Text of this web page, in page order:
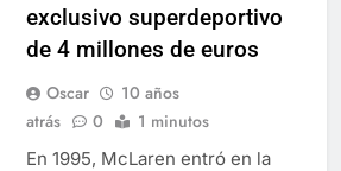
exclusivo superdeportivo
de 4 millones de euros
Oscar
10 años
atrás
0 1 minutos
En 1995, McLaren entró en la